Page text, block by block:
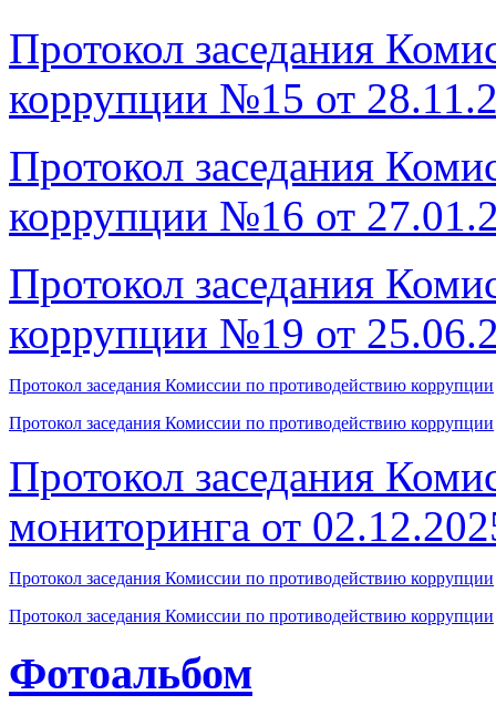
Протокол заседания
коррупции №15 от
Протокол заседания
коррупции №16 от
Протокол заседания
коррупции №19 от
Протокол заседания Комиссии по противодействию коррупции
Протокол заседания Комиссии по противодействию коррупции
Протокол заседания
мониторинга от
Протокол заседания Комиссии по противодействию коррупции
Протокол заседания Комиссии по противодействию коррупции
Фотоальбом